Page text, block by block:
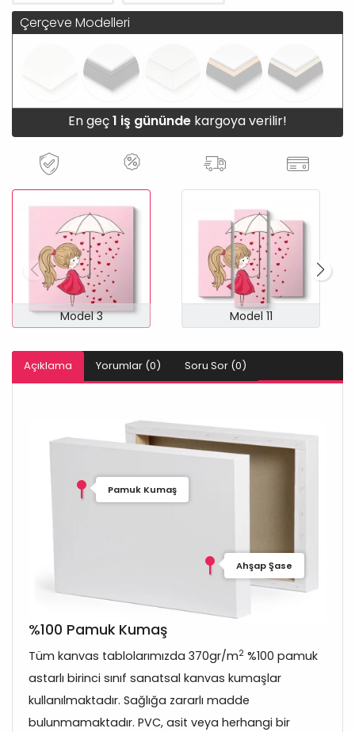
Çerçeve Modelleri
En geç1 iş gününde kargoya verilir!
Model 3 Model 11
Açıklama Yorumlar (0) Soru Sor (0)
Pamuk Kumaş
Ahşap Şase
%100 Pamuk Kumaş
Tüm kanvas tablolarımızda 370gr/m2 %100 pamuk
astarlı birinci sınıf sanatsal kanvas kumaşlar
kullanılmaktadır. Sağlığa zararlı madde
bulunmamaktadır. PVC, asit veya herhangi bir